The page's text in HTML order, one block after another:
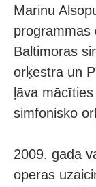
Marinu
programmas
Baltimoras
orķestra un
ļāva
simfonisko
2009. gada
operas